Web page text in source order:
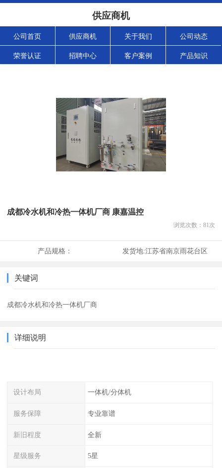
供应商机
公司首页 供应商机 关于我们 公司动态
荣誉认证 招聘中心 客户案例 产品知识
成都冷水机和冷热一体机厂商 康嘉温控
浏览次数： 81次
产品规格： 发货地:江苏省南京雨花台区
关键词
成都冷水机和冷热一体机厂商
详细说明
设计布局 一体机/分体机
服务保障 专业靠谱
新旧程度 全新
星级服务 5星